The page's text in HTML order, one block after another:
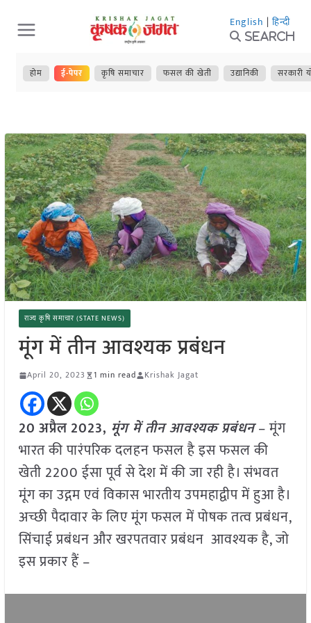
Skip
to
content
English | हिन्दी
Search
होम ई-पेपर कृषि समाचार फसल की खेती उद्यानिकी सरकारी
राज्य कृषि समाचार (STATE NEWS)
मूंग में तीन आवश्यक प्रबंधन
April 20, 2023 1 min read Krishak Jagat
20 अप्रैल2023, मूंग में तीन आवश्यक प्रबंधन– मूंग
भारत की पारंपरिक दलहन फसल है इस फसल की
खेती 2200 ईसा पूर्व से देश में की जा रही है। संभवत
मूंग का उद्गम एवं विकास भारतीय उपमहाद्वीप में हुआ है।
अच्छी पैदावार के लिए मूंग फसल में पोषक तत्व प्रबंधन,
सिंचाई प्रबंधन और खरपतवार प्रबंधन आवश्यक है, जो
इस प्रकार हैं –